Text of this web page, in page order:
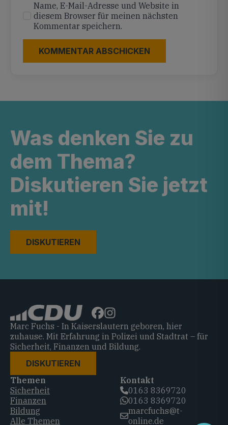
Name, E-Mail-Adresse und Website in
diesem Browser für meinen nächsten
Kommentar speichern.
Was denken Sie zu
dem Thema?
Diskutieren Sie jetzt
mit!
DISKUTIEREN
Marc Fuchs - In Kaiserslautern geboren, hier
zuhause. Mit Erfahrung in Polizei und Stadtrat – für
Sicherheit, Finanzen und Bildung.
DISKUTIEREN
Themen
Sicherheit
Finanzen
Bildung
Alle Themen
Kontakt
0163 8369720‬
0163 8369720‬
marcfuchs@t-
online.de